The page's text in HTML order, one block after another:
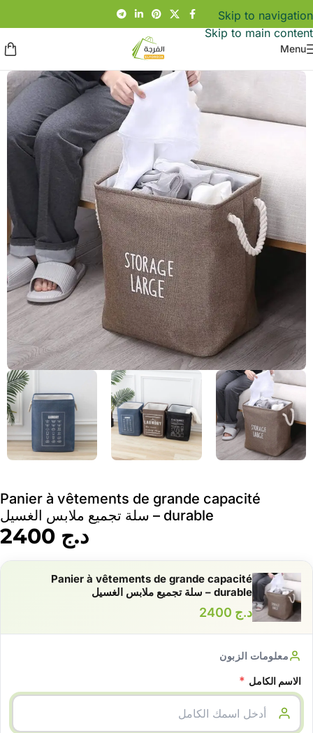
Skip to navigation
Skip to main content
Menu
Panier à vêtements de grande capacité
durable – سلة تجميع ملابس الغسيل
د.ج
Panier à vêtements de grande capacité
durable – سلة تجميع ملابس الغسيل
د.ج
معلومات الزبون
الاسم الكامل *